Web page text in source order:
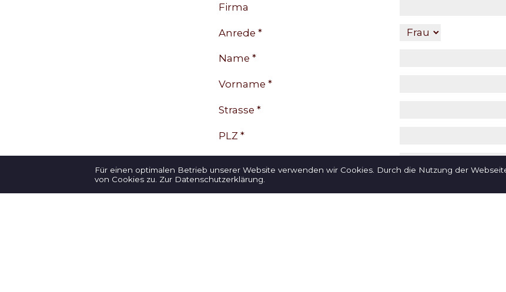
Firma
Anrede *
Name *
Vorname *
Strasse *
PLZ *
Für einen optimalen Betrieb unserer Website verwenden wir Cookies. Durch die Nutzung der
von Cookies zu. Zur Datenschutzerklärung